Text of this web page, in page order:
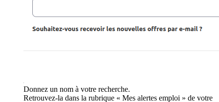
Donnez un nom à votre recherche.
Retrouvez-la dans la rubrique « Mes alertes emploi » de votre